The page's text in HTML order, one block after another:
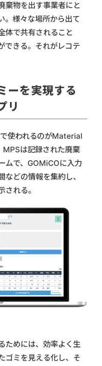
棄物を出す事業者にと
。様々な場所から出て
体で共有されること
できる。それがレコテ
ーを実現する
リ
使われるのがMaterial
は記録された廃棄
ムで、GOMiCOに入力
どの情報を集約し、
れる。
ためには、効率よく生
ゴミを見える化し、そ